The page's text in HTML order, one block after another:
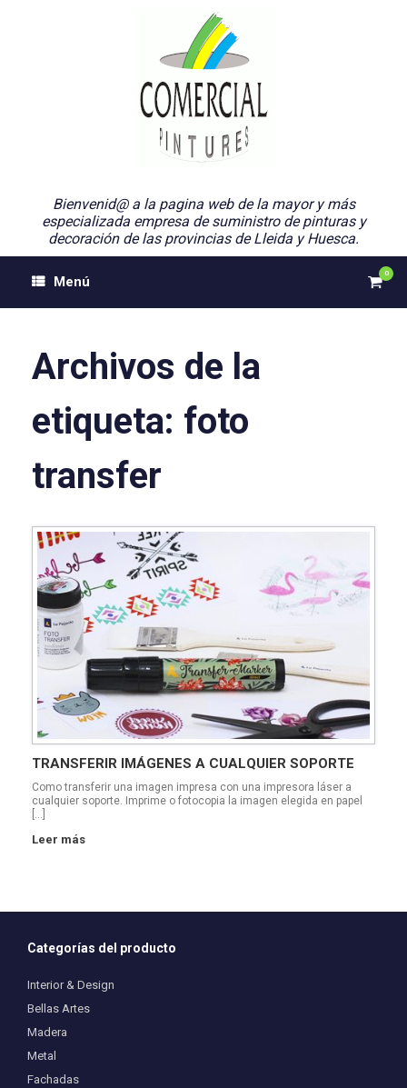
Bienvenid@ a la pagina web de la mayor y más
especializada empresa de suministro de pinturas y
decoración de las provincias de Lleida y Huesca.
Menú
Ver
0
Archivos de la
etiqueta: foto
transfer
TRANSFERIR IMÁGENES A CUALQUIER SOPORTE
Como transferir una imagen impresa con una impresora láser a
cualquier soporte. Imprime o fotocopia la imagen elegida en papel
[…]
Leer más
Categorías del producto
Interior & Design
Bellas Artes
Madera
Metal
Fachadas